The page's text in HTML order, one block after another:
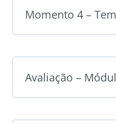
Momento 4 –
Avaliação –